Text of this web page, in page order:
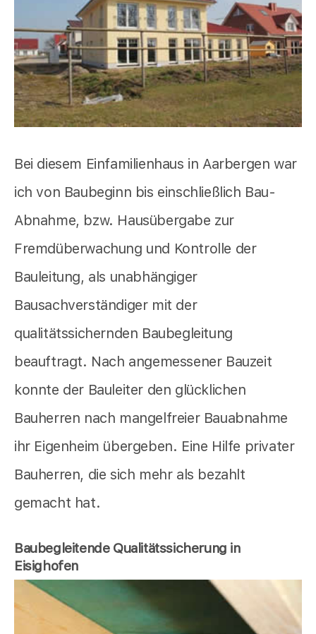
Bei diesem Einfamilienhaus in Aarbergen war
ich von Baubeginn bis einschließlich Bau-
Abnahme, bzw. Hausübergabe zur
Fremdüberwachung und Kontrolle der
Bauleitung, als unabhängiger
Bausachverständiger mit der
qualitätssichernden Baubegleitung
beauftragt. Nach angemessener Bauzeit
konnte der Bauleiter den glücklichen
Bauherren nach mangelfreier Bauabnahme
ihr Eigenheim übergeben. Eine Hilfe privater
Bauherren, die sich mehr als bezahlt
gemacht hat.
Baubegleitende Qualitätssicherung in
Eisighofen